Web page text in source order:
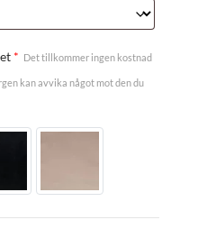
* Det tillkommer ingen kostnad
kan avvika något mot den du